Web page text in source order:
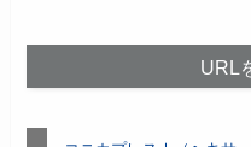
URL